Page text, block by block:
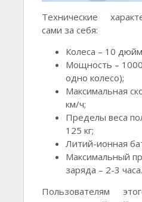
Технические
сами за себя:
Колеса – 10
Мощность –
одно колесо);
Максимальная
км/ч;
Пределы веса
125 кг;
Литий-ионная
Максимальный
заряда – 2-3 часа.
Пользователям